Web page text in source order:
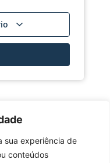
sua experiência de
conteúdos
especial, não hesite em